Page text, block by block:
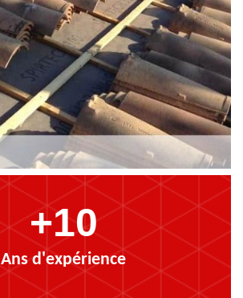
+10
Ans d'expérience